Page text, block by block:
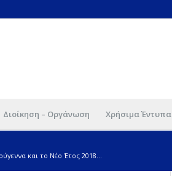
Διοίκηση – Οργάνωση Χρήσιμα Έντυπα
και το Νέο Έτος 2018...